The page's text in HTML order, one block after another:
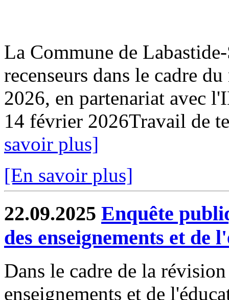
La Commune de
recenseurs dans le cadre
2026, en partenariat avec
14 février 2026Travail de
savoir plus]
[En savoir plus]
22.09.2025 Enquête
des enseignements et
Dans le cadre de la
enseignements et de